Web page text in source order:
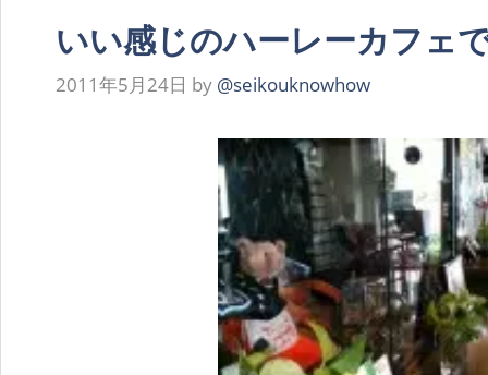
いい感じのハーレーカフェ
2011年5月24日 by @seikouknowhow